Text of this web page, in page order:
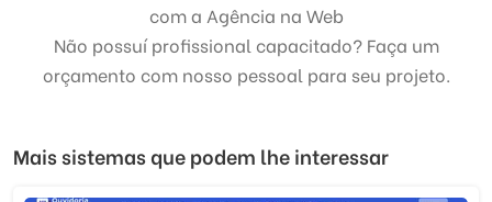
com a Agência na Web
Não possuí profissional capacitado? Faça um
orçamento com nosso pessoal para seu projeto.
Mais sistemas que podem lhe interessar